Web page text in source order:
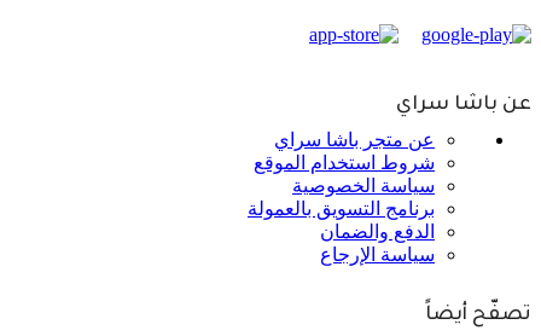
عن باشا سراي
عن متجر باشا سراي
شروط استخدام الموقع
سياسة الخصوصية
برنامج التسويق بالعمولة
الدفع والضمان
سياسة الإرجاع
تصفّح أيضاً